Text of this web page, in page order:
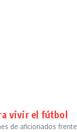
vivir el fútbol
de aficionados